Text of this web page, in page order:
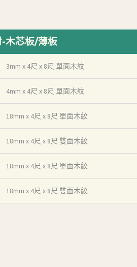
木芯板/薄板
3mm x 4尺 x 8尺 單面木紋
4mm x 4尺 x 8尺 單面木紋
18mm x 4尺 x 8尺 單面木紋
18mm x 4尺 x 8尺 雙面木紋
18mm x 4尺 x 8尺 單面木紋
18mm x 4尺 x 8尺 雙面木紋